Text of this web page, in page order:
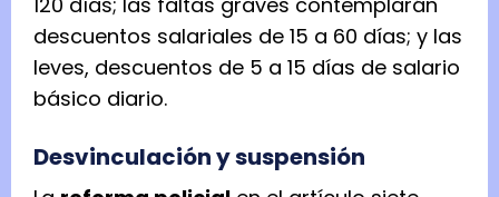
descuentos salariales de 15 a 60 días; y las
leves, descuentos de 5 a 15 días de salario
básico diario.
Desvinculación y suspensión